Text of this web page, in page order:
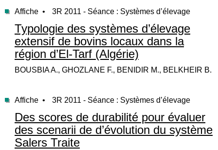
Affiche • 3R 2011 - Séance : Systèmes d’élevage
Typologie des systèmes d’élevage
extensif de bovins locaux dans la
région d’El-Tarf (Algérie)
BOUSBIA A., GHOZLANE F., BENIDIR M., BELKHEIR B.
Affiche • 3R 2011 - Séance : Systèmes d’élevage
Des scores de durabilité pour évaluer
des scenarii de d’évolution du système
Salers Traite